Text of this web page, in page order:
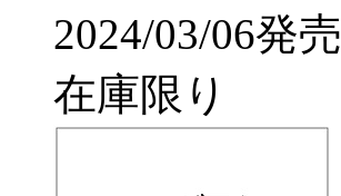
2024/03/06発売
在庫限り